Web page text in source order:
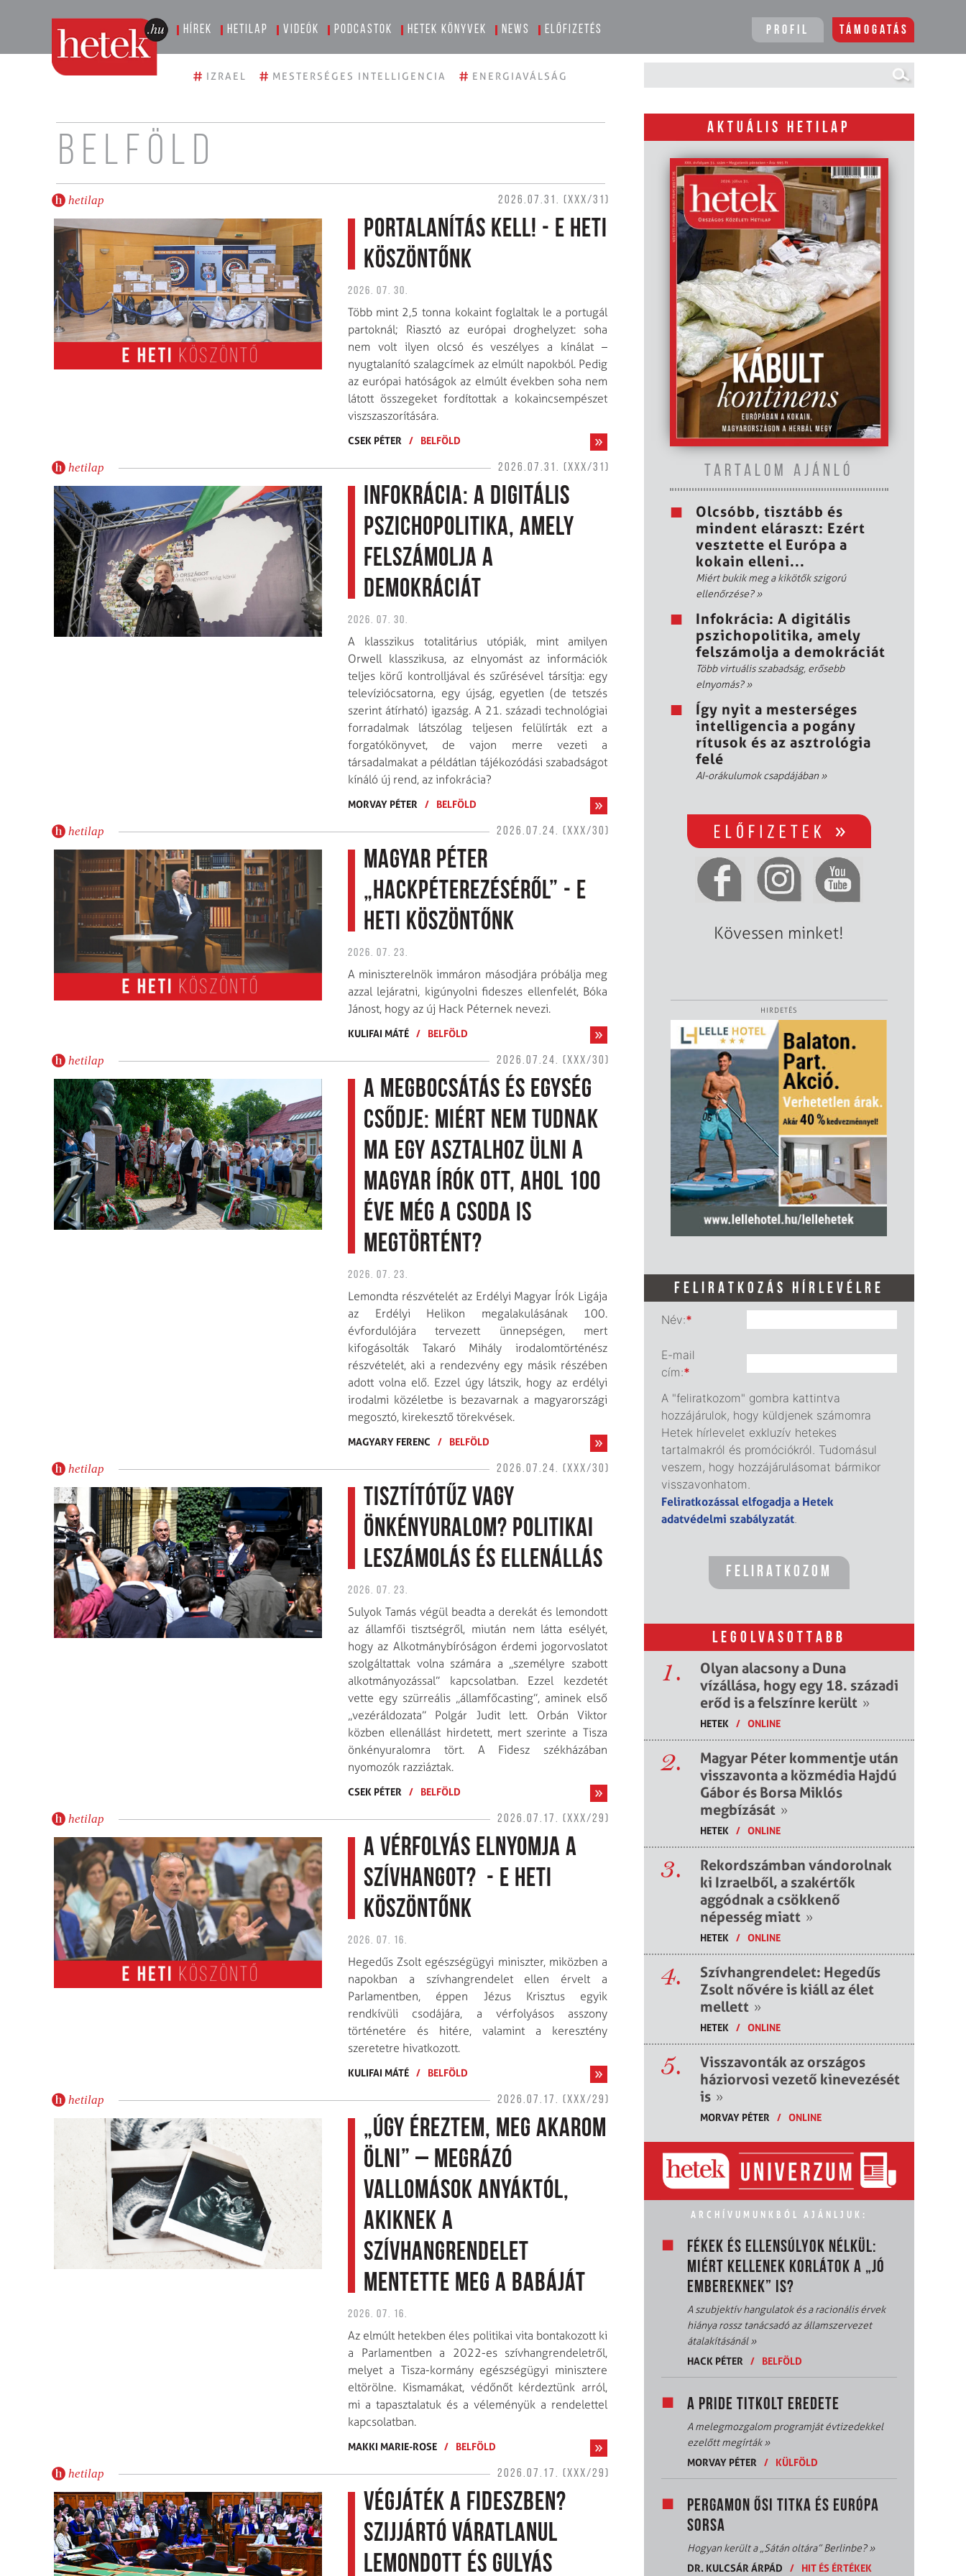
Hírek Hetilap Videók Podcastok Hetek könyvek News Előfizetés Profil Támogatás
# IZRAEL # MESTERSÉGES INTELLIGENCIA # ENERGIAVÁLSÁG
Belföld
hetilap 2026.07.31. (XXX/31)
Portalanítás kell! - E heti
köszöntőnk
2026. 07. 30.
Több mint 2,5 tonna kokaint foglaltak le a portugál
partoknál; Riasztó az európai droghelyzet: soha
nem volt ilyen olcsó és veszélyes a kínálat –
nyugtalanító szalagcímek az elmúlt napokból. Pedig
az európai hatóságok az elmúlt években soha nem
látott összegeket fordítottak a kokaincsempészet
viszszaszorítására.
CSEK PÉTER / BELFÖLD
hetilap 2026.07.31. (XXX/31)
Infokrácia: A digitális
pszichopolitika, amely
felszámolja a
demokráciát
2026. 07. 30.
A klasszikus totalitárius utópiák, mint amilyen
Orwell klasszikusa, az elnyomást az információk
teljes körű kontrolljával és szűrésével társítja: egy
televíziócsatorna, egy újság, egyetlen (de tetszés
szerint átírható) igazság. A 21. századi technológiai
forradalmak látszólag teljesen felülírták ezt a
forgatókönyvet, de vajon merre vezeti a
társadalmakat a példátlan tájékozódási szabadságot
kínáló új rend, az infokrácia?
MORVAY PÉTER / BELFÖLD
hetilap 2026.07.24. (XXX/30)
Magyar Péter
„Hackpéterezéséről” - E
heti köszöntőnk
2026. 07. 23.
A miniszterelnök immáron másodjára próbálja meg
azzal lejáratni, kigúnyolni fideszes ellenfelét, Bóka
Jánost, hogy az új Hack Péternek nevezi.
KULIFAI MÁTÉ / BELFÖLD
hetilap 2026.07.24. (XXX/30)
A megbocsátás és egység
csődje: Miért nem tudnak
ma egy asztalhoz ülni a
magyar írók ott, ahol 100
éve még a csoda is
megtörtént?
2026. 07. 23.
Lemondta részvételét az Erdélyi Magyar Írók Ligája
az Erdélyi Helikon megalakulásának 100.
évfordulójára tervezett ünnepségen, mert
kifogásolták Takaró Mihály irodalomtörténész
részvételét, aki a rendezvény egy másik részében
adott volna elő. Ezzel úgy látszik, hogy az erdélyi
irodalmi közéletbe is bezavarnak a magyarországi
megosztó, kirekesztő törekvések.
MAGYARY FERENC / BELFÖLD
hetilap 2026.07.24. (XXX/30)
Tisztítótűz vagy
önkényuralom? Politikai
leszámolás és ellenállás
2026. 07. 23.
Sulyok Tamás végül beadta a derekát és lemondott
az államfői tisztségről, miután nem látta esélyét,
hogy az Alkotmánybíróságon érdemi jogorvoslatot
szolgáltattak volna számára a „személyre szabott
alkotmányozással” kapcsolatban. Ezzel kezdetét
vette egy szürreális „államfő­casting”, aminek első
„vezéráldozata” Polgár Judit lett. Orbán Viktor
közben ellenállást hirdetett, mert szerinte a Tisza
önkényuralomra tört. A Fidesz székházában
nyomozók razziáztak.
CSEK PÉTER / BELFÖLD
hetilap 2026.07.17. (XXX/29)
A vérfolyás elnyomja a
szívhangot? - E heti
köszöntőnk
2026. 07. 16.
Hegedűs Zsolt egészségügyi miniszter, miközben a
napokban a szívhangrendelet ellen érvelt a
Parlamentben, éppen Jézus Krisztus egyik
rendkívüli csodájára, a vérfolyásos asszony
történetére és hitére, valamint a keresztény
szeretetre hivatkozott.
KULIFAI MÁTÉ / BELFÖLD
hetilap 2026.07.17. (XXX/29)
„Úgy éreztem, meg akarom
ölni” – Megrázó
vallomások anyáktól,
akiknek a
szívhangrendelet
mentette meg a babáját
2026. 07. 16.
Az elmúlt hetekben éles politikai vita bontakozott ki
a Parlamentben a 2022-es szívhangrendeletről,
melyet a Tisza-kormány egészségügyi minisztere
eltörölne. Kismamákat, védőnőt kérdeztünk arról,
mi a tapasztalatuk és a véleményük a rendelettel
kapcsolatban.
MAKKI MARIE-ROSE / BELFÖLD
hetilap 2026.07.17. (XXX/29)
Végjáték a Fideszben?
Szijjártó váratlanul
lemondott és Gulyás
AKTUÁLIS HETILAP
TARTALOM AJÁNLÓ
Olcsóbb, tisztább és
mindent eláraszt: Ezért
vesztette el Európa a
kokain elleni...
Miért bukik meg a kikötők szigorú
ellenőrzése?»
Infokrácia: A digitális
pszichopolitika, amely
felszámolja a demokráciát
Több virtuális szabadság, erősebb
elnyomás?»
Így nyit a mesterséges
intelligencia a pogány
rítusok és az asztrológia
felé
AI-orákulumok csapdájában»
Kövessen minket!
HIRDETÉS
FELIRATKOZÁS HÍRLEVÉLRE
Név:*
E-mail
cím:*
A "feliratkozom" gombra kattintva
hozzájárulok, hogy küldjenek számomra
Hetek hírlevelet exkluzív hetekes
tartalmakról és promóciókról. Tudomásul
veszem, hogy hozzájárulásomat bármikor
visszavonhatom.
Feliratkozással elfogadja a Hetek
adatvédelmi szabályzatát
LEGOLVASOTTABB
1.
Olyan alacsony a Duna
vízállása, hogy egy 18. századi
erőd is a felszínre került »
HETEK / ONLINE
2.
Magyar Péter kommentje után
visszavonta a közmédia Hajdú
Gábor és Borsa Miklós
megbízását »
HETEK / ONLINE
3.
Rekordszámban vándorolnak
ki Izraelből, a szakértők
aggódnak a csökkenő
népesség miatt »
HETEK / ONLINE
4.
Szívhangrendelet: Hegedűs
Zsolt nővére is kiáll az élet
mellett »
HETEK / ONLINE
5.
Visszavonták az országos
háziorvosi vezető kinevezését
is »
MORVAY PÉTER / ONLINE
ARCHÍVUMUNKBÓL AJÁNLJUK:
FÉKEK ÉS ELLENSÚLYOK NÉLKÜL:
MIÉRT KELLENEK KORLÁTOK A „JÓ
EMBEREKNEK” IS?
A szubjektív hangulatok és a racionális érvek
hiánya rossz tanácsadó az államszervezet
átalakításánál»
HACK PÉTER
/ BELFÖLD
A PRIDE TITKOLT EREDETE
A melegmozgalom programját évtizedekkel
ezelőtt megírták»
MORVAY PÉTER
/ KÜLFÖLD
PERGAMON ŐSI TITKA ÉS EURÓPA
SORSA
Hogyan került a „Sátán oltára” Berlinbe?»
DR. KULCSÁR ÁRPÁD
/ HIT ÉS ÉRTÉKEK